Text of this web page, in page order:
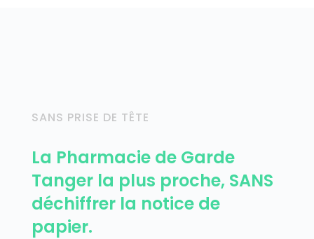
SANS PRISE DE TÊTE
La Pharmacie de Garde
Tanger la plus proche, SANS
déchiffrer la notice de
papier.